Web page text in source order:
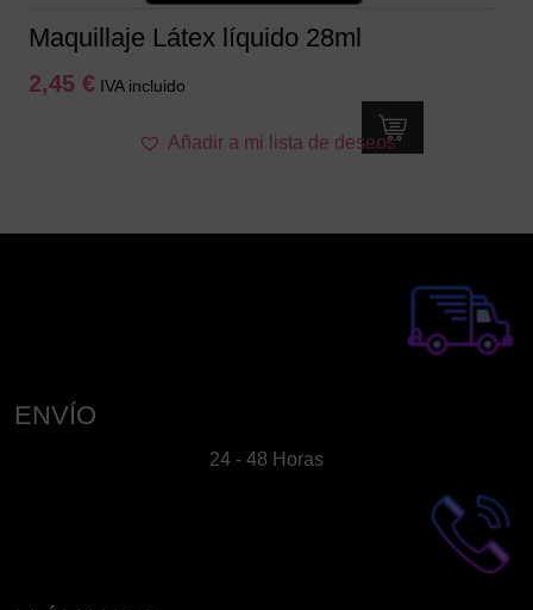
Maquillaje Látex líquido 28ml
2,45 € IVA incluido
Añadir a mi lista de deseos
ENVÍO
24 - 48 Horas